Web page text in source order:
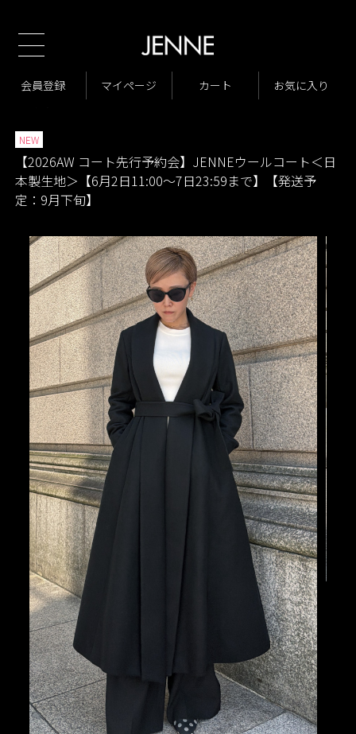
会員登録 マイページ カート お気に入り
TOP
商品一覧 > ジャケット・アウター コート
New Arrivals
NEW
【2026AW コート先行予約会】JENNEウールコート＜日
本製生地＞【6月2日11:00～7日23:59まで】【発送予
定：9月下旬】